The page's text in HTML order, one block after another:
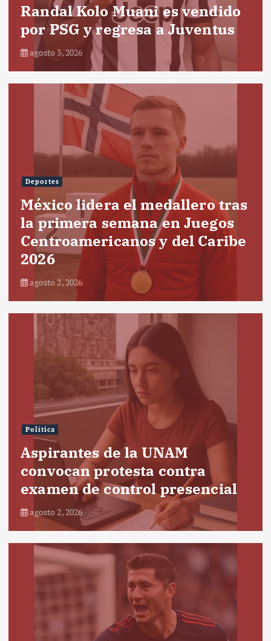
Randal Kolo Muani es vendido
por PSG y regresa a Juventus
agosto 3, 2026
Deportes
México lidera el medallero tras
la primera semana en Juegos
Centroamericanos y del Caribe
2026
agosto 2, 2026
Política
Aspirantes de la UNAM
convocan protesta contra
examen de control presencial
agosto 2, 2026